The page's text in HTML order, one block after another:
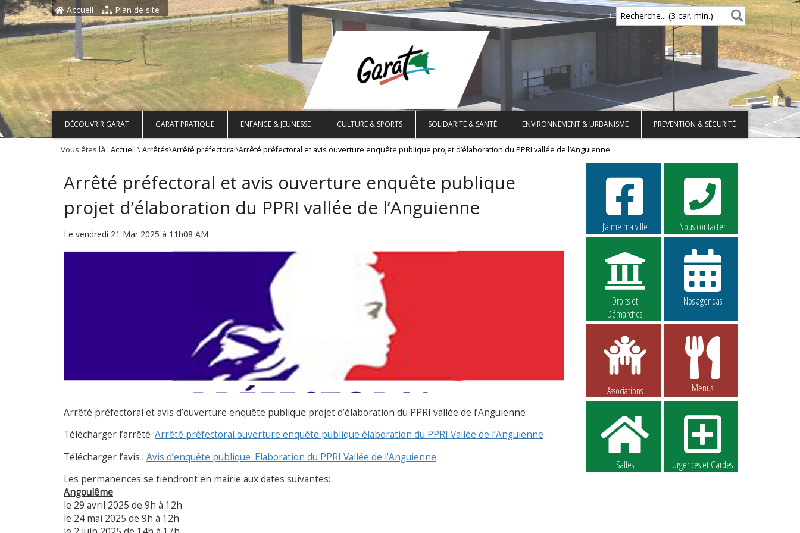
Aller au contenu principal
Accueil Plan de site
Recherche... (3 car. min.)
DÉCOUVRIR GARAT GARAT PRATIQUE ENFANCE & JEUNESSE CULTURE & SPORTS SOLIDARITÉ & SANTÉ ENVIRONNEMENT & URBANISME PRÉVENTION & SÉCURITÉ
Vous êtes là : Accueil \Arrêtés\Arrêté préfectoral\Arrêté préfectoral et avis ouverture enquête publique projet d’élaboration du PPRI vallée de l’Anguienne
Arrêté préfectoral et avis ouverture enquête publique
projet d’élaboration du PPRI vallée de l’Anguienne
Le vendredi 21 Mar 2025 à 11h08 AM
Arrêté préfectoral et avis d’ouverture enquête publique projet d’élaboration du PPRI vallée de l’Anguienne
Télécharger l’arrêté :Arrêté préfectoral ouverture enquête publique élaboration du PPRI Vallée de l’Anguienne
Télécharger l’avis : Avis d’enquête publique_Elaboration du PPRI Vallée de l’Anguienne
Les permanences se tiendront en mairie aux dates suivantes:
Angoulême
le 29 avril 2025 de 9h à 12h
le 24 mai 2025 de 9h à 12h
J’aime ma ville Nous contacter
Droits et
Démarches
Nos agendas
Associations Menus
Salles Urgences et Gardes